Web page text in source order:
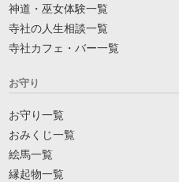
神道・巫女体験一覧
寺社の人生相談一覧
寺社カフェ・バー一覧
お守り
お守り一覧
おみくじ一覧
絵馬一覧
縁起物一覧